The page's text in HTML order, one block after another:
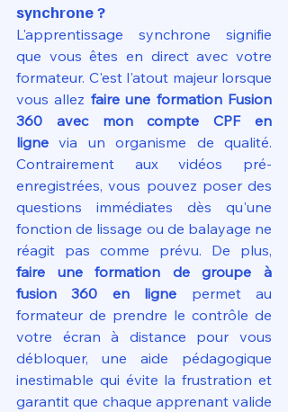
synchrone ?
L'apprentissage synchrone signifie
que vous êtes en direct avec votre
formateur. C'est l'atout majeur lorsque
vous allez faire une formation Fusion
360 avec mon compte CPF en
ligne via un organisme de qualité.
Contrairement aux vidéos pré-
enregistrées, vous pouvez poser des
questions immédiates dès qu'une
fonction de lissage ou de balayage ne
faire une formation de groupe à
fusion 360 en ligne permet au
formateur de prendre le contrôle de
votre écran à distance pour vous
débloquer, une aide pédagogique
inestimable qui évite la frustration et
garantit que chaque apprenant valide